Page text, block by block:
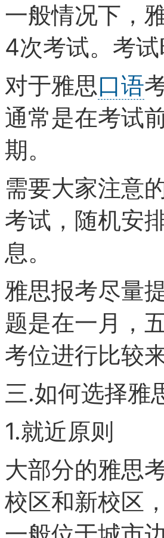
一般情况下，
4次考试。考
对于雅思口语
通常是在考试
期。
需要大家注意
考试，随机安
息。
雅思报考尽量
题是在一月，
考位进行比较
三.如何选择雅
1.就近原则
大部分的雅思
校区和新校区